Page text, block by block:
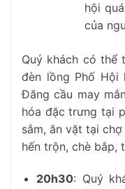
hội
của
Quý khách có thể
đèn lồng Phố Hội
Đăng cầu may
hóa đặc trưng tại
sắm, ăn vặt tại
hến trộn, chè bắp,
20h30: Quý